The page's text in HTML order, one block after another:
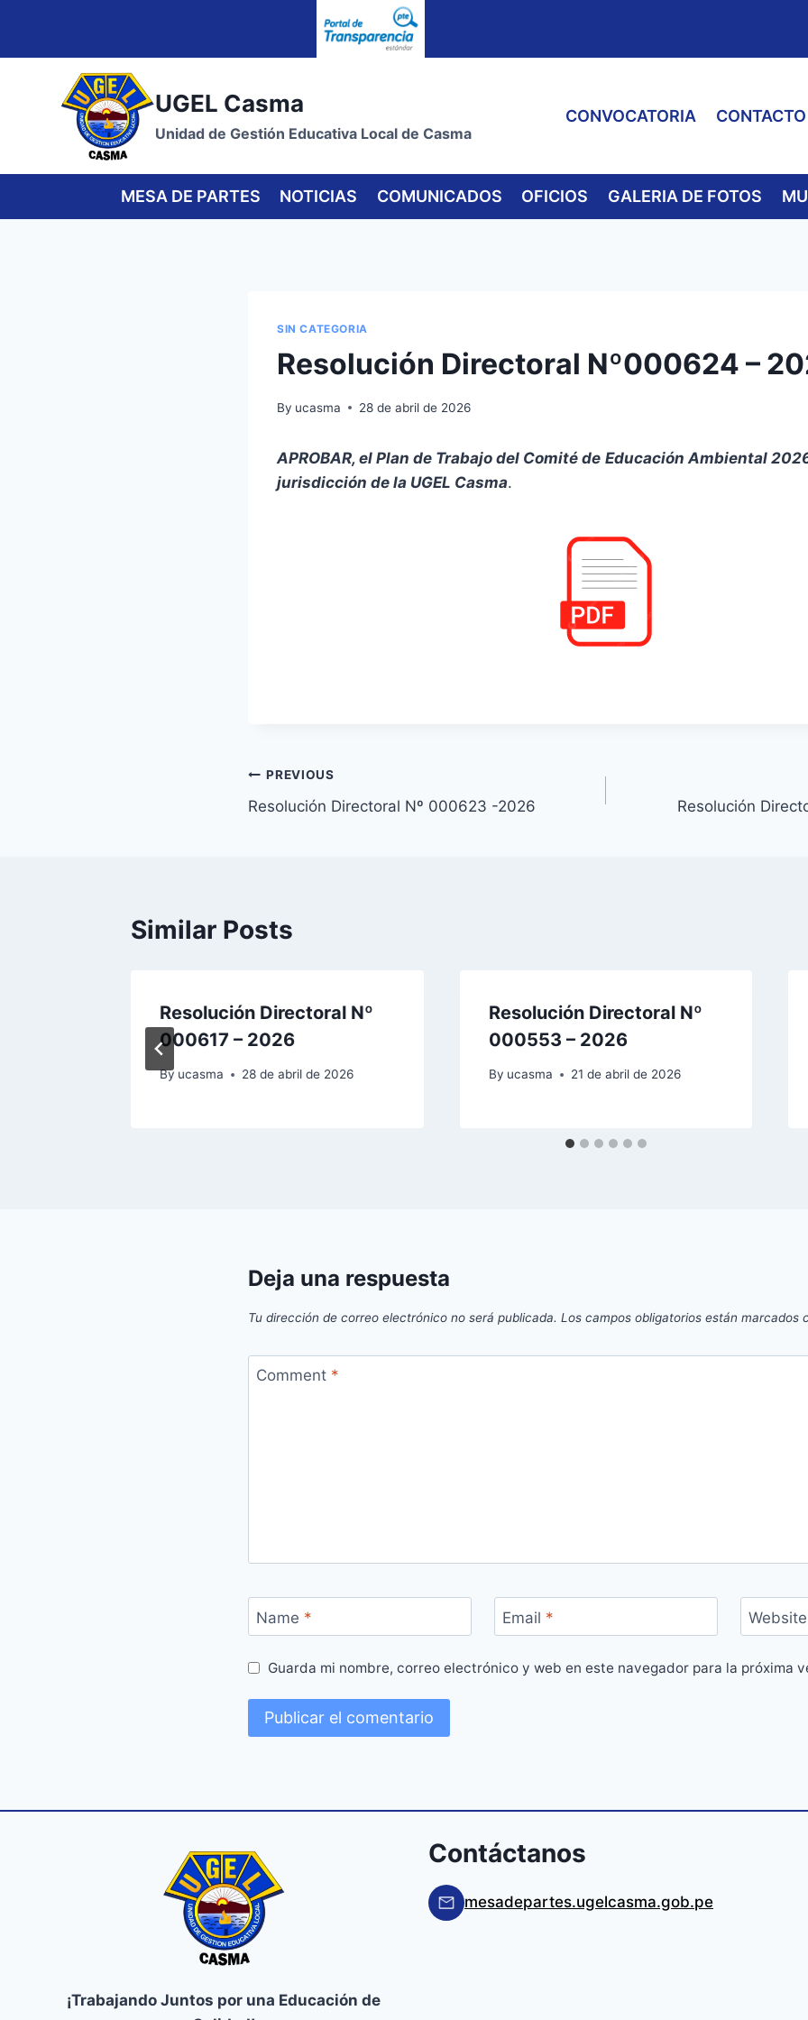
content
UGEL Casma
Unidad de Gestión Educativa Local de Casma
CONVOCATORIA CONTACTO
MESA DE PARTES NOTICIAS COMUNICADOS OFICIOS GALERIA DE FOTOS
SIN CATEGORIA
Resolución Directoral Nº000624 –
By ucasma 28 de abril de 2026
APROBAR, el Plan de Trabajo del Comité de Educación Ambiental
jurisdicción de la UGEL Casma.
Navegación
de
PREVIOUS
Resolución Directoral Nº 000623 -2026 Resolución
Similar Posts
Resolución Directoral Nº
000617 – 2026
By ucasma 28 de abril de 2026
Resolución Directoral Nº
000553 – 2026
By ucasma 21 de abril de 2026
Deja una respuesta
Tu dirección de correo electrónico no será publicada. Los campos obligatorios están marcados
Comment *
Name * Email * Website
Guarda mi nombre, correo electrónico y web en este navegador para la próxima
¡Trabajando Juntos por una Educación de
Contáctanos
mesadepartes.ugelcasma.gob.pe